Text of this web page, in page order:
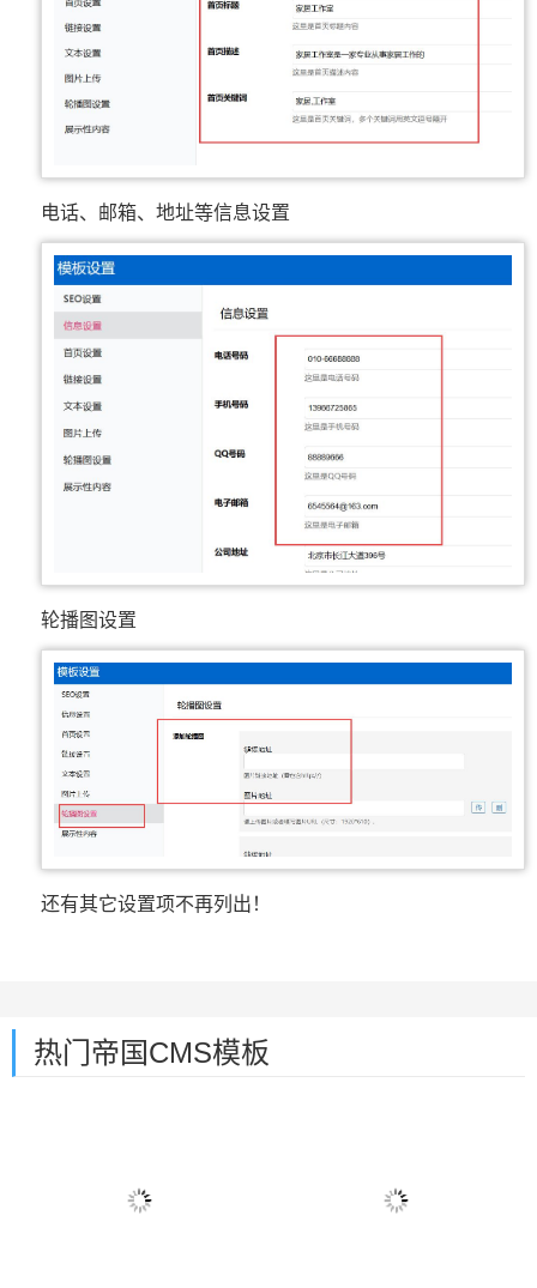
电话、邮箱、地址等信息设置
轮播图设置
还有其它设置项不再列出！
热门帝国CMS模板